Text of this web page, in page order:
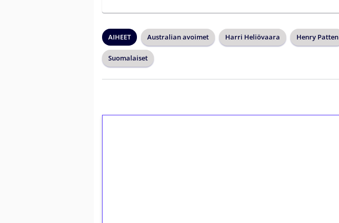
AIHEET Australian avoimet Harri Heliövaara Henry Patten
Suomalaiset